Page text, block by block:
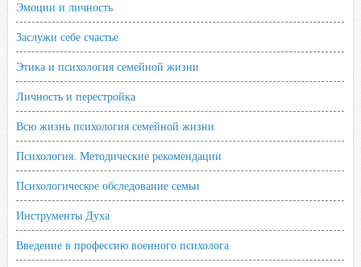
Эмоции и личность
Заслужи себе счастье
Этика и психология семейной жизни
Личность и перестройка
Всю жизнь психология семейной жизни
Психология. Методические рекомендации
Психологическое обследование семьи
Инструменты Духа
Введение в профессию военного психолога